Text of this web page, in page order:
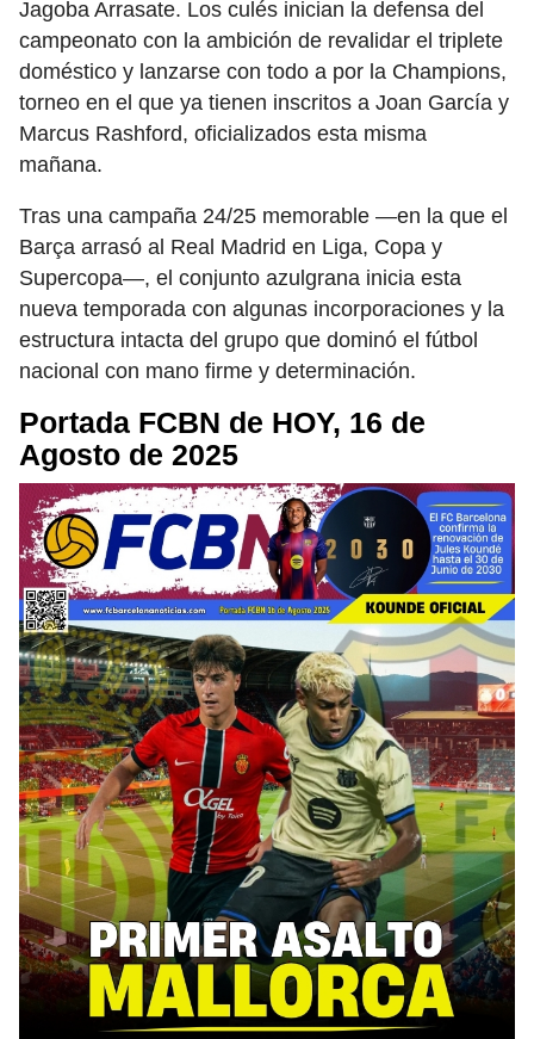
Jagoba Arrasate. Los culés inician la defensa del
campeonato con la ambición de revalidar el triplete
doméstico y lanzarse con todo a por la Champions,
torneo en el que ya tienen inscritos a Joan García y
Marcus Rashford, oficializados esta misma
mañana.
Tras una campaña 24/25 memorable —en la que el
Barça arrasó al Real Madrid en Liga, Copa y
Supercopa—, el conjunto azulgrana inicia esta
nueva temporada con algunas incorporaciones y la
estructura intacta del grupo que dominó el fútbol
nacional con mano firme y determinación.
Portada FCBN de HOY, 16 de
Agosto de 2025